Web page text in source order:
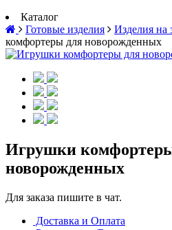
Каталог
Готовые изделия
Изделия на
комфортеры для новорожденных
Игрушки
новорожденных
Для заказа пишите в чат.
Доставка и Оплата